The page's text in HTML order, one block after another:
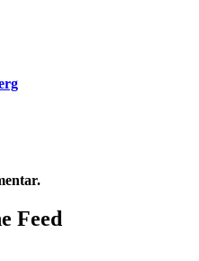
Feed